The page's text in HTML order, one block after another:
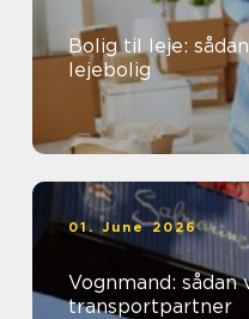
Bolig til leje:
lejebolig
01. June 2026
Vognmand:
transportpartner